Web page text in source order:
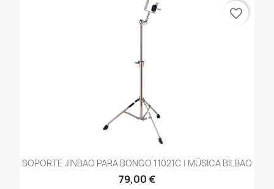
SOPORTE JINBAO PARA BONGO 11021C | MÚSICA BILBAO
79,00 €
favorite_border